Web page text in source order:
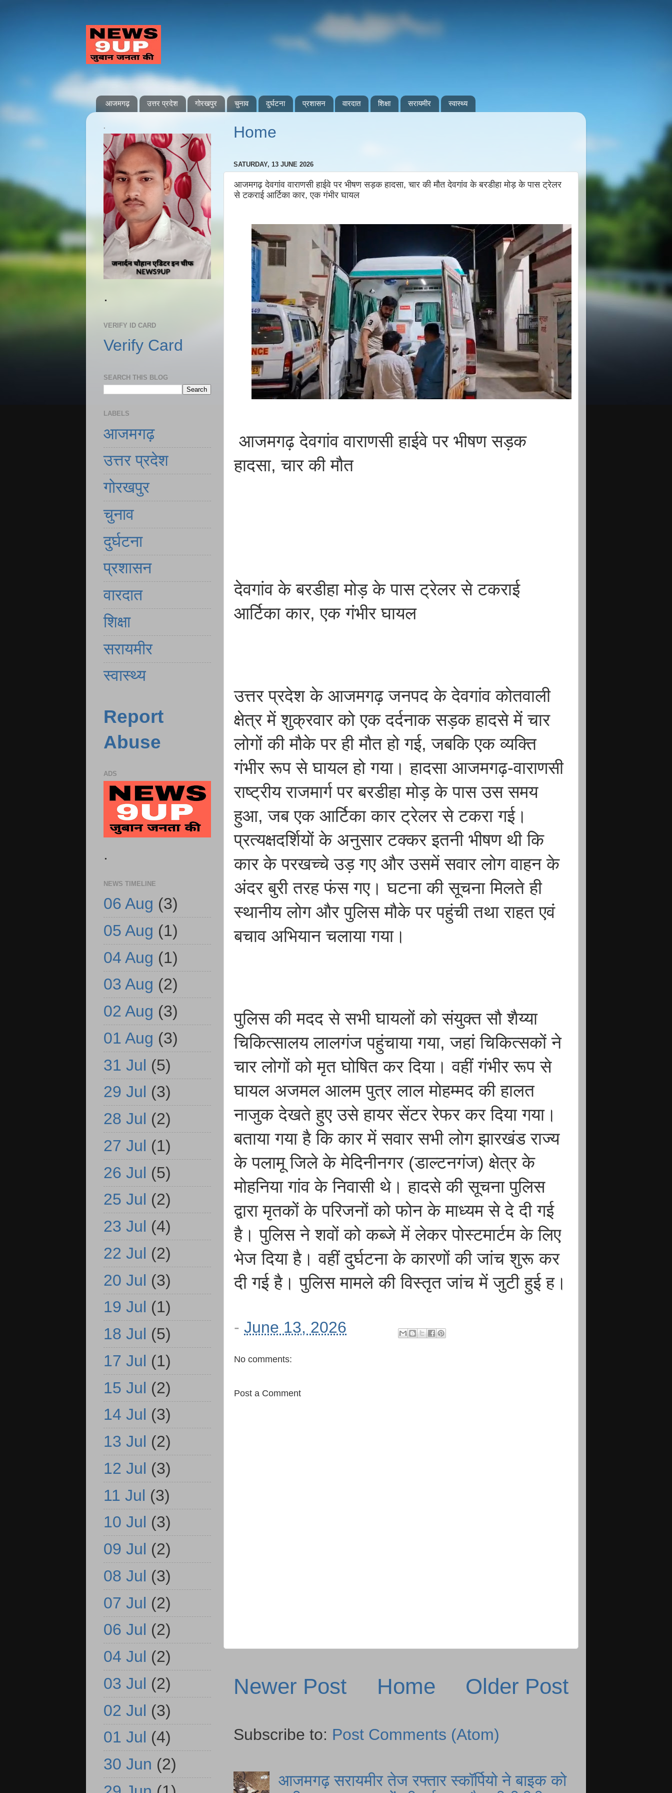
आजमगढ़ उत्तर प्रदेश गोरखपुर चुनाव दुर्घटना प्रशासन वारदात शिक्षा सरायमीर स्वास्थ्य
Home
SATURDAY, 13 JUNE 2026
आजमगढ़ देवगांव वाराणसी हाईवे पर भीषण सड़क हादसा, चार की मौत देवगांव के बरडीहा मोड़ के पास ट्रेलर
से टकराई आर्टिका कार, एक गंभीर घायल
आजमगढ़ देवगांव वाराणसी हाईवे पर भीषण सड़क
हादसा, चार की मौत
देवगांव के बरडीहा मोड़ के पास ट्रेलर से टकराई
आर्टिका कार, एक गंभीर घायल
उत्तर प्रदेश के आजमगढ़ जनपद के देवगांव कोतवाली
क्षेत्र में शुक्रवार को एक दर्दनाक सड़क हादसे में चार
लोगों की मौके पर ही मौत हो गई, जबकि एक व्यक्ति
गंभीर रूप से घायल हो गया। हादसा आजमगढ़-वाराणसी
राष्ट्रीय राजमार्ग पर बरडीहा मोड़ के पास उस समय
हुआ, जब एक आर्टिका कार ट्रेलर से टकरा गई।
प्रत्यक्षदर्शियों के अनुसार टक्कर इतनी भीषण थी कि
कार के परखच्चे उड़ गए और उसमें सवार लोग वाहन के
अंदर बुरी तरह फंस गए। घटना की सूचना मिलते ही
स्थानीय लोग और पुलिस मौके पर पहुंची तथा राहत एवं
बचाव अभियान चलाया गया।
पुलिस की मदद से सभी घायलों को संयुक्त सौ शैय्या
चिकित्सालय लालगंज पहुंचाया गया, जहां चिकित्सकों ने
चार लोगों को मृत घोषित कर दिया। वहीं गंभीर रूप से
घायल अजमल आलम पुत्र लाल मोहम्मद की हालत
नाजुक देखते हुए उसे हायर सेंटर रेफर कर दिया गया।
बताया गया है कि कार में सवार सभी लोग झारखंड राज्य
के पलामू जिले के मेदिनीनगर (डाल्टनगंज) क्षेत्र के
मोहनिया गांव के निवासी थे। हादसे की सूचना पुलिस
द्वारा मृतकों के परिजनों को फोन के माध्यम से दे दी गई
है। पुलिस ने शवों को कब्जे में लेकर पोस्टमार्टम के लिए
भेज दिया है। वहीं दुर्घटना के कारणों की जांच शुरू कर
दी गई है। पुलिस मामले की विस्तृत जांच में जुटी हुई ह।
- June 13, 2026
No comments:
Post a Comment
Newer Post Older Post
Home
Subscribe to: Post Comments (Atom)
आजमगढ़ सरायमीर तेज रफ्तार स्कॉर्पियो ने बाइक को
.
.
VERIFY ID CARD
Verify Card
SEARCH THIS BLOG
LABELS
आजमगढ़
उत्तर प्रदेश
गोरखपुर
चुनाव
दुर्घटना
प्रशासन
वारदात
शिक्षा
सरायमीर
स्वास्थ्य
Report
Abuse
ADS
.
NEWS TIMELINE
06 Aug (3)
05 Aug (1)
04 Aug (1)
03 Aug (2)
02 Aug (3)
01 Aug (3)
31 Jul (5)
29 Jul (3)
28 Jul (2)
27 Jul (1)
26 Jul (5)
25 Jul (2)
23 Jul (4)
22 Jul (2)
20 Jul (3)
19 Jul (1)
18 Jul (5)
17 Jul (1)
15 Jul (2)
14 Jul (3)
13 Jul (2)
12 Jul (3)
11 Jul (3)
10 Jul (3)
09 Jul (2)
08 Jul (3)
07 Jul (2)
06 Jul (2)
04 Jul (2)
03 Jul (2)
02 Jul (3)
01 Jul (4)
30 Jun (2)